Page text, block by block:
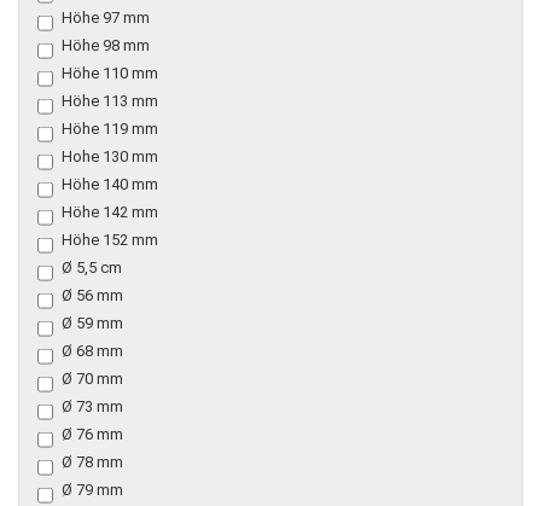
Höhe 97 mm
Höhe 98 mm
Höhe 110 mm
Höhe 113 mm
Höhe 119 mm
Hohe 130 mm
Höhe 140 mm
Höhe 142 mm
Höhe 152 mm
Ø 5,5 cm
Ø 56 mm
Ø 59 mm
Ø 68 mm
Ø 70 mm
Ø 73 mm
Ø 76 mm
Ø 78 mm
Ø 79 mm